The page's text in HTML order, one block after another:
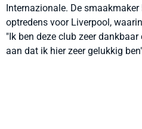
Internazionale. De
optredens voor Liverpool,
"Ik ben deze club zeer
aan dat ik hier zeer gelukkig